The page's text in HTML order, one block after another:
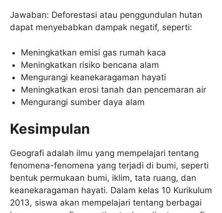
Jawaban: Deforestasi atau penggundulan hutan
dapat menyebabkan dampak negatif, seperti:
Meningkatkan emisi gas rumah kaca
Meningkatkan risiko bencana alam
Mengurangi keanekaragaman hayati
Meningkatkan erosi tanah dan pencemaran air
Mengurangi sumber daya alam
Kesimpulan
Geografi adalah ilmu yang mempelajari tentang
fenomena-fenomena yang terjadi di bumi, seperti
bentuk permukaan bumi, iklim, tata ruang, dan
keanekaragaman hayati. Dalam kelas 10 Kurikulum
2013, siswa akan mempelajari tentang berbagai